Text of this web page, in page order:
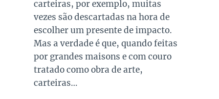
passaram pelas mãos de Meryl
Streep, Anne Hathaway, Emily Blunt
e Stanley Tucci, com uma exposição